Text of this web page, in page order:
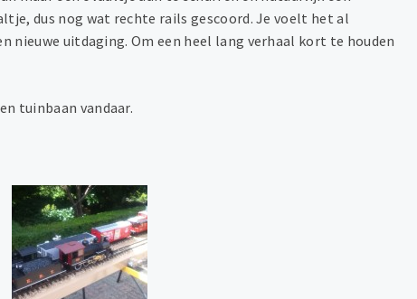
dus nog wat rechte rails gescoord. Je voelt het al
nieuwe uitdaging. Om een heel lang verhaal kort te houden
tuinbaan vandaar.